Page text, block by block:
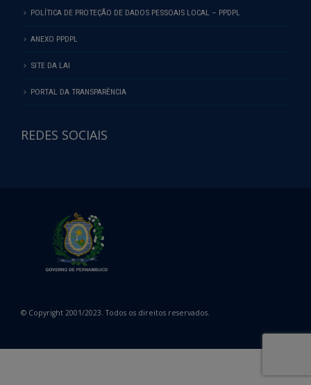
POLÍTICA DE PROTEÇÃO DE DADOS PESSOAIS LOCAL – PPDPL
ANEXO PPDPL
SITE DA LAI
PORTAL DA TRANSPARÊNCIA
REDES SOCIAIS
© Copyright 2001/2023. Todos os direitos reservados.